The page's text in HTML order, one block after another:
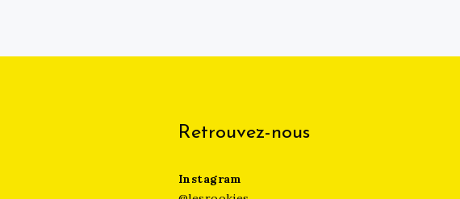
Retrouvez-nous
Instagram